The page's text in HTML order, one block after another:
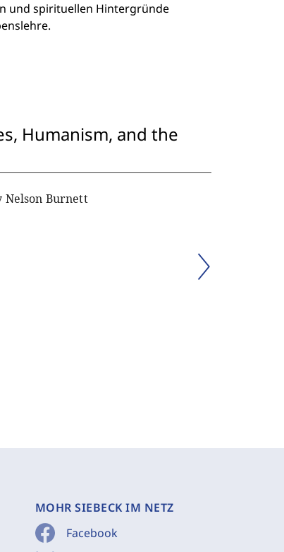
und spirituellen Hintergründe
Humanism, and the
Nelson Burnett
MOHR SIEBECK IM NETZ
Facebook